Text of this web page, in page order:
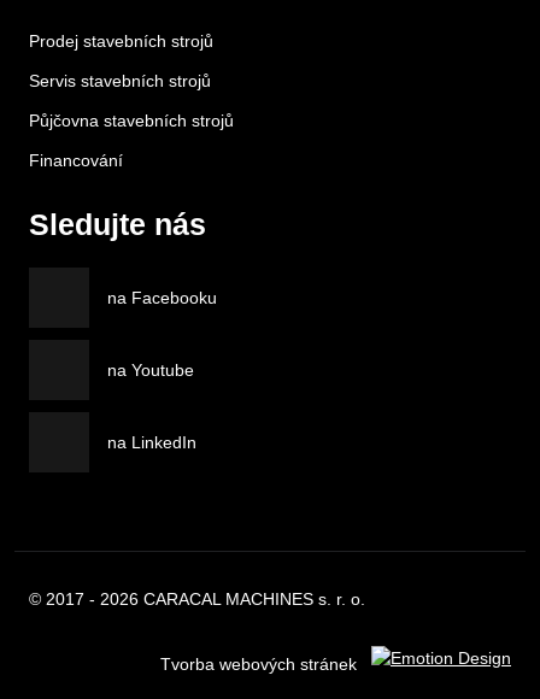
Prodej stavebních strojů
Servis stavebních strojů
Půjčovna stavebních strojů
Financování
Sledujte nás
na Facebooku
na Youtube
na LinkedIn
© 2017 - 2026 CARACAL MACHINES s. r. o.
Tvorba webových stránek